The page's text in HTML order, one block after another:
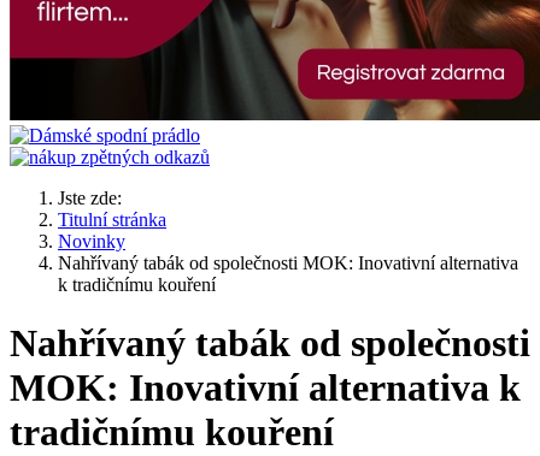
Jste zde:
Titulní stránka
Novinky
Nahřívaný tabák od společnosti MOK: Inovativní alternativa
k tradičnímu kouření
Nahřívaný tabák od společnosti
MOK: Inovativní alternativa k
tradičnímu kouření